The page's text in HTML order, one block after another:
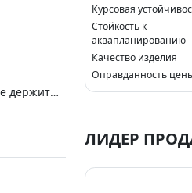
держит
Курсовая
Стойкость к
аквапланированию
Качество изделия
Оправданность
ЛИДЕР